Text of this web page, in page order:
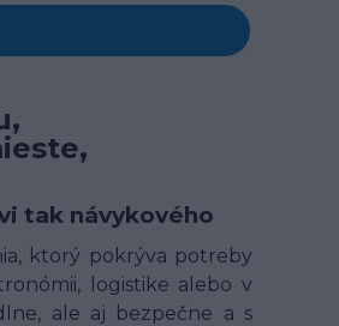
tak návykového
ktorý pokrýva potreby
logistike alebo v
ale aj bezpečne a s